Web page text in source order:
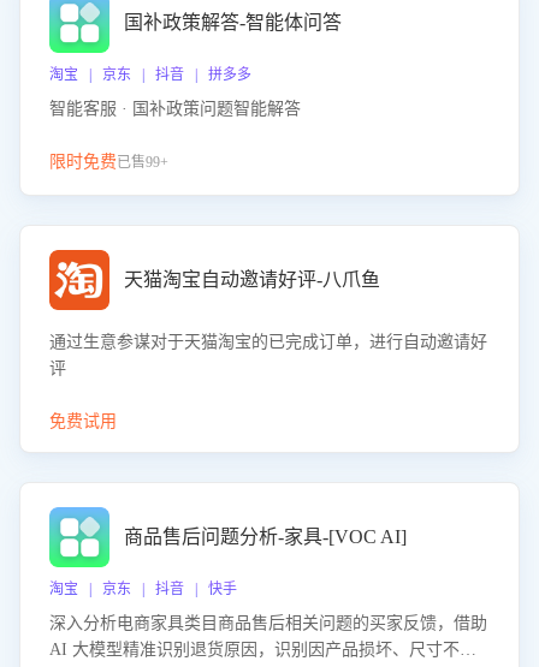
国补政策解答-智能体问答
淘宝 | 京东 | 抖音 | 拼多多
智能客服 · 国补政策问题智能解答
限时免费已售99+
天猫淘宝自动邀请好评-八爪鱼
通过生意参谋对于天猫淘宝的已完成订单，进行自动邀请好
评
免费试用
商品售后问题分析-家具-[VOC AI]
淘宝 | 京东 | 抖音 | 快手
深入分析电商家具类目商品售后相关问题的买家反馈，借助
AI 大模型精准识别退货原因，识别因产品损坏、尺寸不符